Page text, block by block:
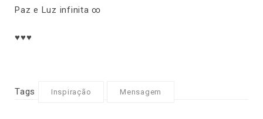
Paz e Luz infinita ∞
♥♥♥
Tags Inspiração Mensagem